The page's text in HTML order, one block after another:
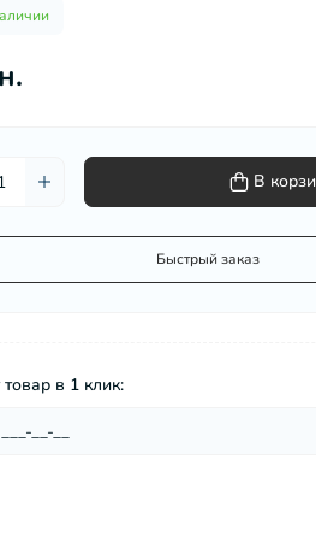
Термосы
Турки для кофе
Фондюшницы
Формы для
В
Быстрый заказ
товар в 1 клик: